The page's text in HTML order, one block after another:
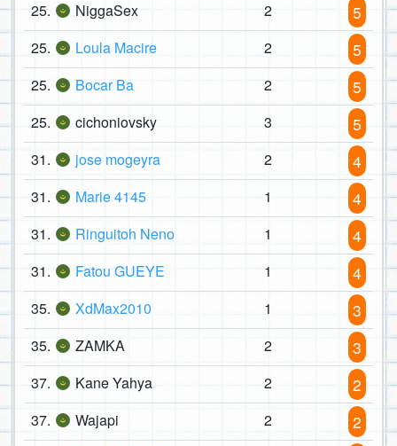
25. NiggaSex 2 5
25. Loula Macire 2 5
25. Bocar Ba 2 5
25. cichoniovsky 3 5
31. jose mogeyra 2 4
31. Marie 4145 1 4
31. Ringuitoh Neno 1 4
31. Fatou GUEYE 1 4
35. XdMax2010 1 3
35. ZAMKA 2 3
37. Kane Yahya 2 2
37. Wajapi 2 2